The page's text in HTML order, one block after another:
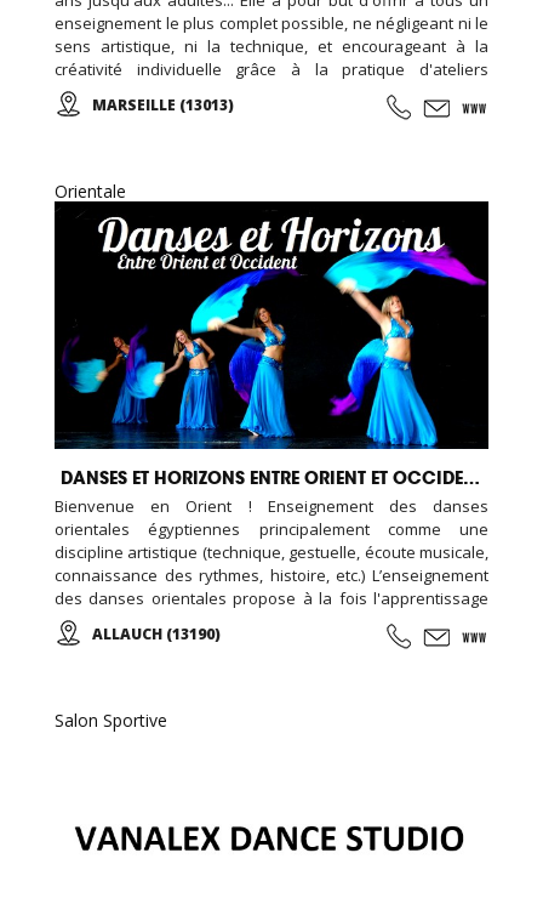
enseignement le plus complet possible, ne négligeant ni le
sens artistique, ni la technique, et encourageant à la
créativité individuelle grâce à la pratique d'ateliers
chorégraphiques. Cours de danse classique, modern-jazz,
hip-hop, break, ragga, orientale et zumba ... Cours de
MARSEILLE (13013)
Orientale
DANSES ET HORIZONS ENTRE ORIENT ET OCCIDENT
Bienvenue en Orient ! Enseignement des danses
orientales égyptiennes principalement comme une
discipline artistique (technique, gestuelle, écoute musicale,
connaissance des rythmes, histoire, etc.) L’enseignement
des danses orientales propose à la fois l'apprentissage
des techniques et des chorégraphies, mais également la
transmission d’un art culturellement très riche par sa
ALLAUCH (13190)
Salon Sportive